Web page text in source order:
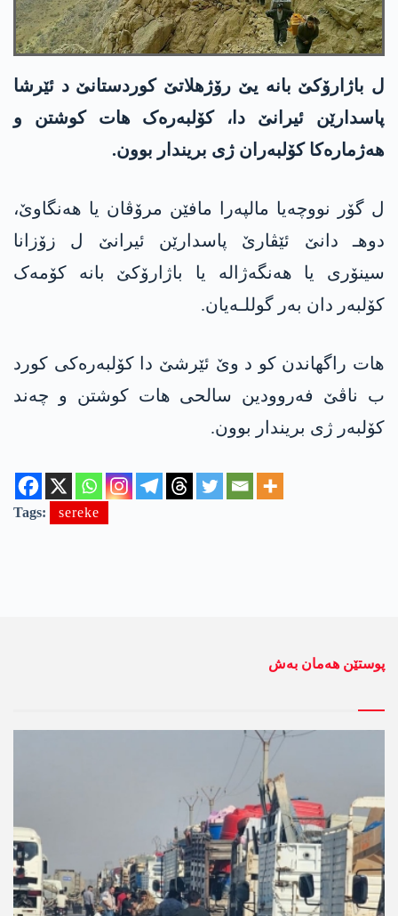
ل باژارۆکێ بانە یێ رۆژهلاتێ کوردستانێ د ئێرشا
پاسدارێن ئیرانێ دا، کۆلبەرەک هات کوشتن و
هه‌ژماره‌كا کۆلبەران ژی بریندار بوون.
ل گۆر نووچەیا مالپەرا مافێن مرۆڤان یا هەنگاوێ،
دوهـ دانێ ئێڤارێ پاسدارێن ئیرانێ ل زۆزانا
سینۆری یا هەنگەژالە یا باژارۆکێ بانە کۆمەک
کۆلبەر دان بەر گوللـەیان.
هات راگهاندن کو د وێ ئێرشێ دا کۆلبەرەکی کورد
ب ناڤێ فەروودین سالحی هات کوشتن و چەند
کۆلبەر ژی بریندار بوون.
Tags: sereke
پوستێن ھەمان بەش